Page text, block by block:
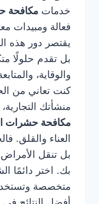
خدمات مكافحة
فعالة ومبيدات
يقتصر دور هذه
بل تقدم حلولًا
والوقاية،
كنت تعاني من
منشأتك
مكافحة حشرات
العناء والقلق.
بل تنقل
بك. اختر دائمًا
متخصصة